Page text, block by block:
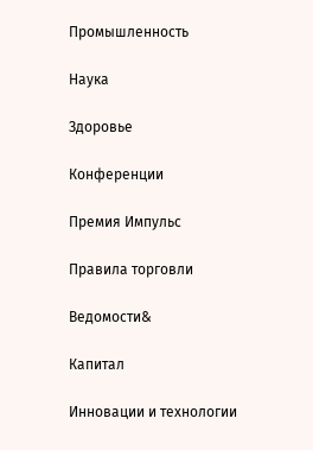
Промышленность
Наука
Здоровье
Конференции
Премия Импульс
Правила торговли
Ведомости&
Капитал
Инновации и технологии